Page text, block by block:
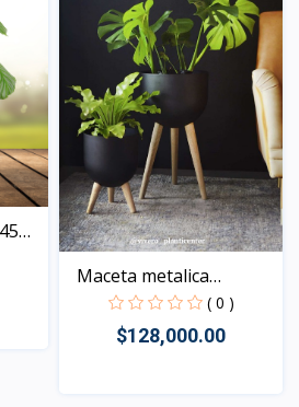
Maceta metalica
TUSCANY
( 0 )
$128,000.00